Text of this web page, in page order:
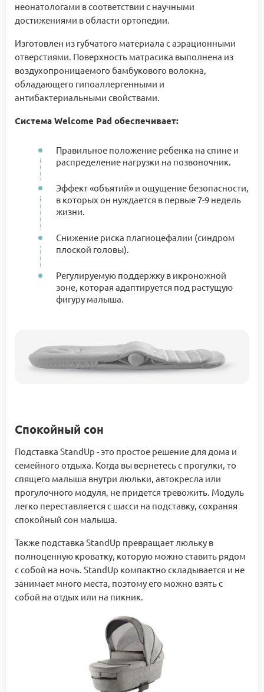
неонатологами в соответствии с научными
достижениями в области ортопедии.
Изготовлен из губчатого материала с аэрационными
отверстиями. Поверхность матрасика выполнена из
воздухопроницаемого бамбукового волокна,
обладающего гипоаллергенными и
антибактериальными свойствами.
Система Welcome Pad обеспечивает:
Правильное положение ребенка на спине и
распределение нагрузки на позвоночник.
Эффект «объятий» и ощущение безопасности,
в которых он нуждается в первые 7-9 недель
жизни.
Снижение риска плагиоцефалии (синдром
плоской головы).
Регулируемую поддержку в икроножной
зоне, которая адаптируется под растущую
фигуру малыша.
Спокойный сон
Подставка StandUp - это простое решение для дома и
семейного отдыха. Когда вы вернетесь с прогулки, то
спящего малыша внутри люльки, автокресла или
прогулочного модуля, не придется тревожить. Модуль
легко переставляется с шасси на подставку, сохраняя
спокойный сон малыша.
Также подставка StandUp превращает люльку в
полноценную кроватку, которую можно ставить рядом
с собой на ночь. StandUp компактно складывается и не
занимает много места, поэтому его можно взять с
собой на отдых или на пикник.